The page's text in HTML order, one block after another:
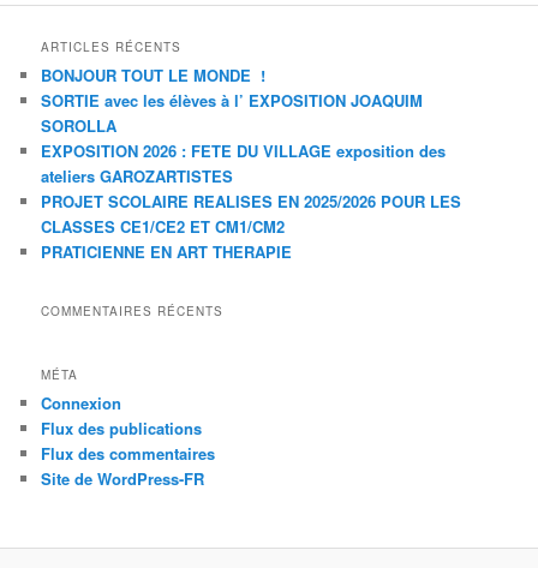
ARTICLES RÉCENTS
BONJOUR TOUT LE MONDE !
SORTIE avec les élèves à l’ EXPOSITION JOAQUIM
SOROLLA
EXPOSITION 2026 : FETE DU VILLAGE exposition des
ateliers GAROZARTISTES
PROJET SCOLAIRE REALISES EN 2025/2026 POUR LES
CLASSES CE1/CE2 ET CM1/CM2
PRATICIENNE EN ART THERAPIE
COMMENTAIRES RÉCENTS
MÉTA
Connexion
Flux des publications
Flux des commentaires
Site de WordPress-FR